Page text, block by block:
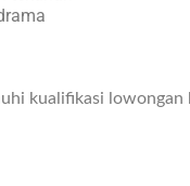
kualifikasi